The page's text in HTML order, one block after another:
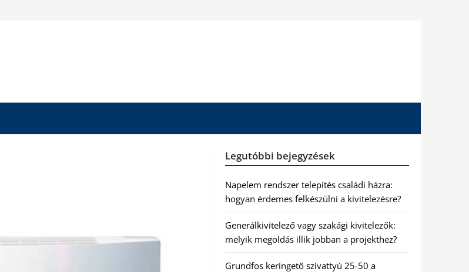
Legutóbbi bejegyzések
Napelem rendszer telepítés családi házra:
hogyan érdemes felkészülni a kivitelezésre?
Generálkivitelező vagy szakági kivitelezők:
melyik megoldás illik jobban a projekthez?
Grundfos keringető szivattyú 25-50 a